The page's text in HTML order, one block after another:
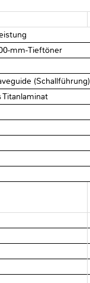
mm-Tieftöner
(Schallführung)